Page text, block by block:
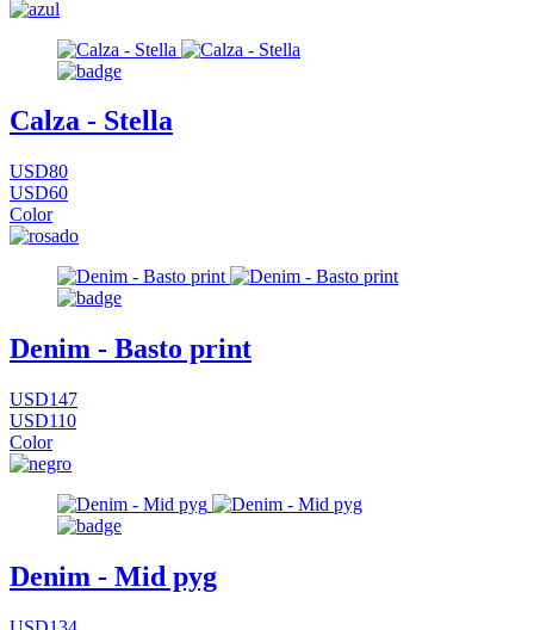
Calza - Stella
USD80
USD60
Color
Denim - Basto print
USD147
USD110
Color
Denim - Mid pyg